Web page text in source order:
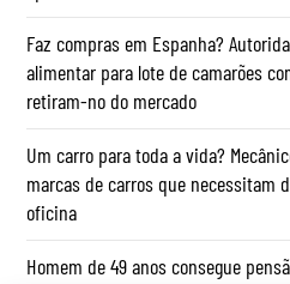
Faz compras em Espanha?
alimentar para lote de camarões
retiram-no do mercado
Um carro para toda a vida?
marcas de carros que necessitam
oficina
Homem de 49 anos consegue